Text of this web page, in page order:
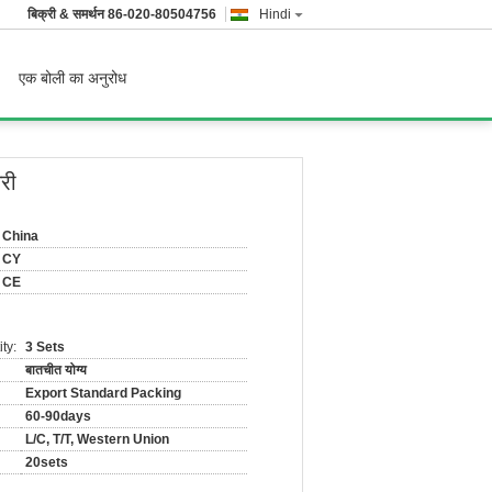
Hindi
बिक्री & समर्थन86-020-80504756
एक बोली का अनुरोध
China
CY
CE
3 Sets
बातचीत योग्य
Export Standard Packing
60-90days
L/C, T/T, Western Union
20sets